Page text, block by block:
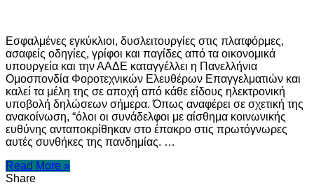
είδους
ηλεκτρονική
υποβολή
δηλώσεων
σήμερα
οι
λογιστές
Εσφαλμένες εγκύκλιοι, δυσλειτουργίες στις πλατφόρμες,
ασαφείς οδηγίες, γρίφοι και παγίδες από τα οικονομικά
υπουργεία και την ΑΑΔΕ καταγγέλλει η Πανελλήνια
Ομοσπονδία Φοροτεχνικών Ελευθέρων Επαγγελματιών και
καλεί τα μέλη της σε αποχή από κάθε είδους ηλεκτρονική
υποβολή δηλώσεων σήμερα. Όπως αναφέρει σε σχετική της
ανακοίνωση, “όλοι οι συνάδελφοι με αίσθημα κοινωνικής
ευθύνης ανταποκρίθηκαν στο έπακρο στις πρωτόγνωρες
αυτές συνθήκες της πανδημίας. …
Read More »
Share